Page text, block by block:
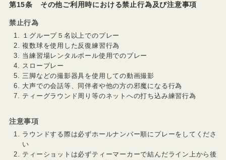
第15条 その他ご利用時における禁止行為及び注意事項
禁止行為
１グループ５名以上でのプレー
複数球を使用した反復練習行為
当練習場レンタルボール使用でのプレー
スロープレー
三脚などの撮影器具を使用しての動画撮影
大声での会話等、同伴者や他の方の邪魔になる行為
ティーグラウンド周り等のネットへの打ち込み練習行為
注意事項
ラウンドする際は必ずホールナンバー順にプレーをしてくださ
い
ティーショットは必ずティーマーカーで結んだライン上から後